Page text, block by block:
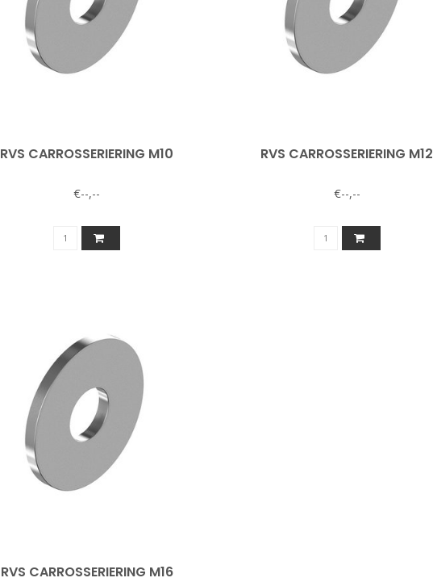
RVS CARROSSERIERING M10
€--,--
RVS CARROSSERIERING M12
€--,--
RVS CARROSSERIERING M16